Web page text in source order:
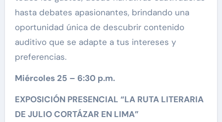
hasta debates apasionantes, brindando una
oportunidad única de descubrir contenido
auditivo que se adapte a tus intereses y
preferencias.
Miércoles 25 – 6:30 p.m.
EXPOSICIÓN PRESENCIAL “LA RUTA LITERARIA
DE JULIO CORTÁZAR EN LIMA”